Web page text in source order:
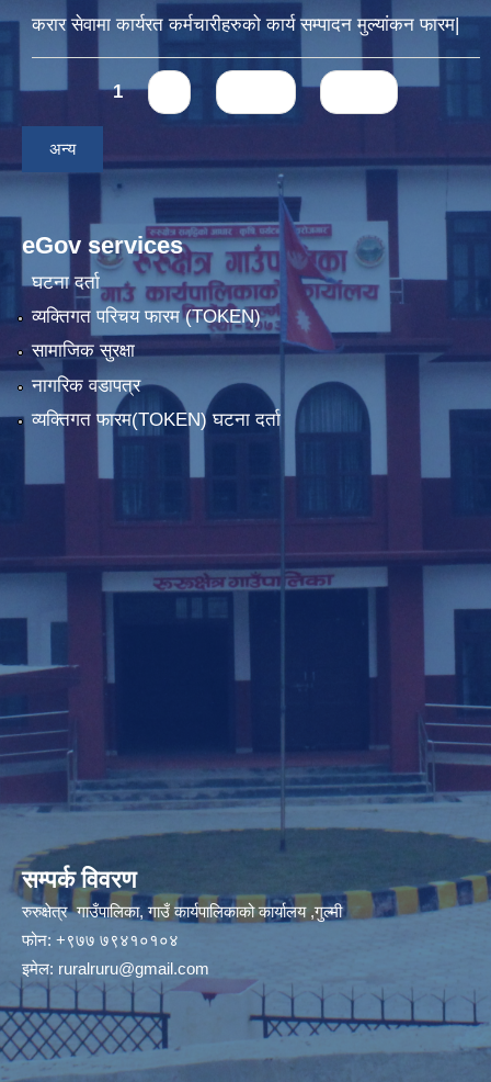
करार सेवामा कार्यरत कर्मचारीहरुको कार्य सम्पादन मुल्यांकन फारम|
Pages1
अन्य
eGov services
घटना दर्ता
व्यक्तिगत परिचय फारम (TOKEN)
सामाजिक सुरक्षा
नागरिक वडापत्र
व्यक्तिगत फारम(TOKEN) घटना दर्ता
सम्पर्क विवरण
रुरुक्षेत्र गाउँपालिका, गाउँ कार्यपालिकाको कार्यालय ,गुल्मी
फोन: +९७७ ७९४१०१०४
इमेल: ruralruru@gmail.com